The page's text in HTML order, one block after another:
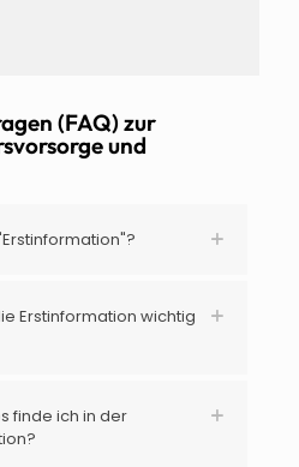
(FAQ) zur
und
Erstinformation wichtig
finde ich in der